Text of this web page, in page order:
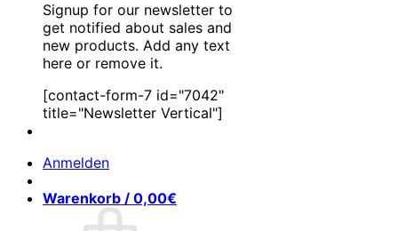
Signup for our newsletter to
get notified about sales and
new products. Add any text
here or remove it.
[contact-form-7 id="7042"
title="Newsletter Vertical"]
Anmelden
Warenkorb / 0,00€